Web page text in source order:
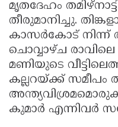
മൃതദേഹം
തീരുമാനിച്ചു.
കാസർകോട് നിന്ന്
ചൊവ്വാഴ്ച
മണിയുടെ
കല്ലറയ്ക്ക് സമീപം
കുമാർ എന്നിവർ